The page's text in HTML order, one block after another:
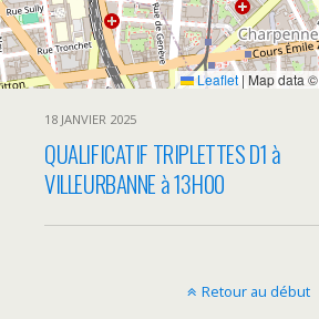
Leaflet | Map data ©
18 JANVIER 2025
QUALIFICATIF TRIPLETTES D1 à
VILLEURBANNE à 13H00
Retour au début